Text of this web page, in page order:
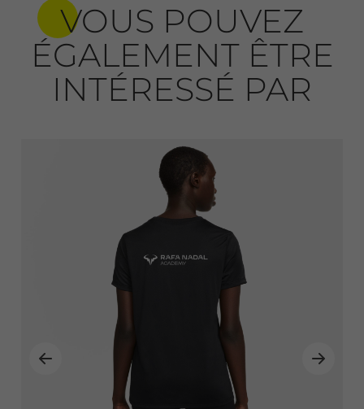
VOUS POUVEZ
ÉGALEMENT ÊTRE
INTÉRESSÉ PAR